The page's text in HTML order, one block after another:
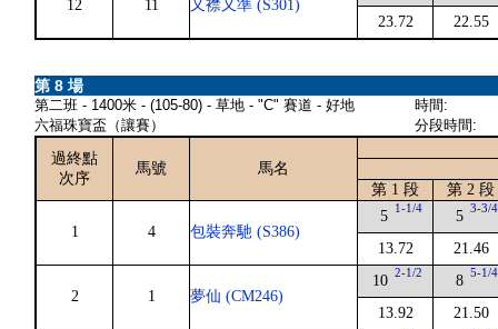
12 11 又襟又準 (S301)
23.72 22.55
第 8 場
第二班 - 1400米 - (105-80) - 草地 - "C" 賽道 - 好地
六福珠寶盃（讓賽）
時間:
分段時間:
過終點
次序
馬號
馬名
第 1 段
第 2 段
1 4 包裝奔馳 (S386)
5 1-1/4
13.72
5 3-3/4
21.46
2 1 夢仙 (CM246)
10 2-1/2
13.92
8 5-1/4
21.50